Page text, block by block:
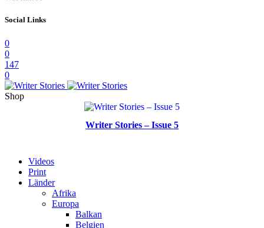
Social Links
0
0
147
0
Shop
Writer Stories – Issue 5
Videos
Print
Länder
Afrika
Europa
Balkan
Belgien